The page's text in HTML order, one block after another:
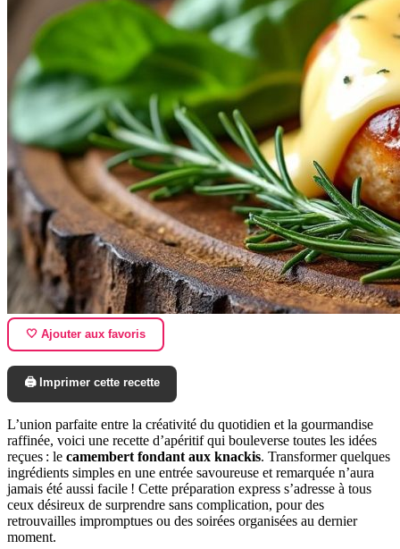
🤍 Ajouter aux favoris
🖨️ Imprimer cette recette
L’union parfaite entre la créativité du quotidien et la gourmandise
raffinée, voici une recette d’apéritif qui bouleverse toutes les idées
reçues : le camembert fondant aux knackis. Transformer quelques
ingrédients simples en une entrée savoureuse et remarquée n’aura
jamais été aussi facile ! Cette préparation express s’adresse à tous
ceux désireux de surprendre sans complication, pour des
retrouvailles impromptues ou des soirées organisées au dernier
moment.